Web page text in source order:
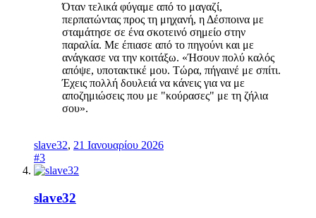
Όταν τελικά φύγαμε από το μαγαζί,
περπατώντας προς τη μηχανή, η Δέσποινα με
σταμάτησε σε ένα σκοτεινό σημείο στην
παραλία. Με έπιασε από το πηγούνι και με
ανάγκασε να την κοιτάξω. «Ήσουν πολύ καλός
απόψε, υποτακτικέ μου. Τώρα, πήγαινέ με σπίτι.
Έχεις πολλή δουλειά να κάνεις για να με
αποζημιώσεις που με "κούρασες" με τη ζήλια
σου».
slave32, 21 Ιανουαρίου 2026
#3
slave32